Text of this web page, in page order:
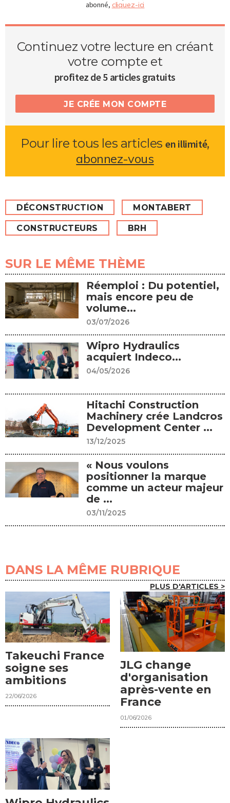
abonné, cliquez-ici
Continuez votre lecture en créant
votre compte et
profitez de 5 articles gratuits
JE CRÉE MON COMPTE
Pour lire tous les articlesen illimité,
abonnez-vous
DÉCONSTRUCTION MONTABERT
CONSTRUCTEURS BRH
SUR LE MÊME THÈME
Réemploi : Du potentiel,
mais encore peu de
volume...
03/07/2026
Wipro Hydraulics
acquiert Indeco...
04/05/2026
Hitachi Construction
Machinery crée Landcros
Development Center ...
13/12/2025
« Nous voulons
positionner la marque
comme un acteur majeur
de ...
03/11/2025
DANS LA MÊME RUBRIQUE
PLUS D'ARTICLES >
Takeuchi France
soigne ses
ambitions
22/06/2026
JLG change
d'organisation
après-vente en
France
01/06/2026